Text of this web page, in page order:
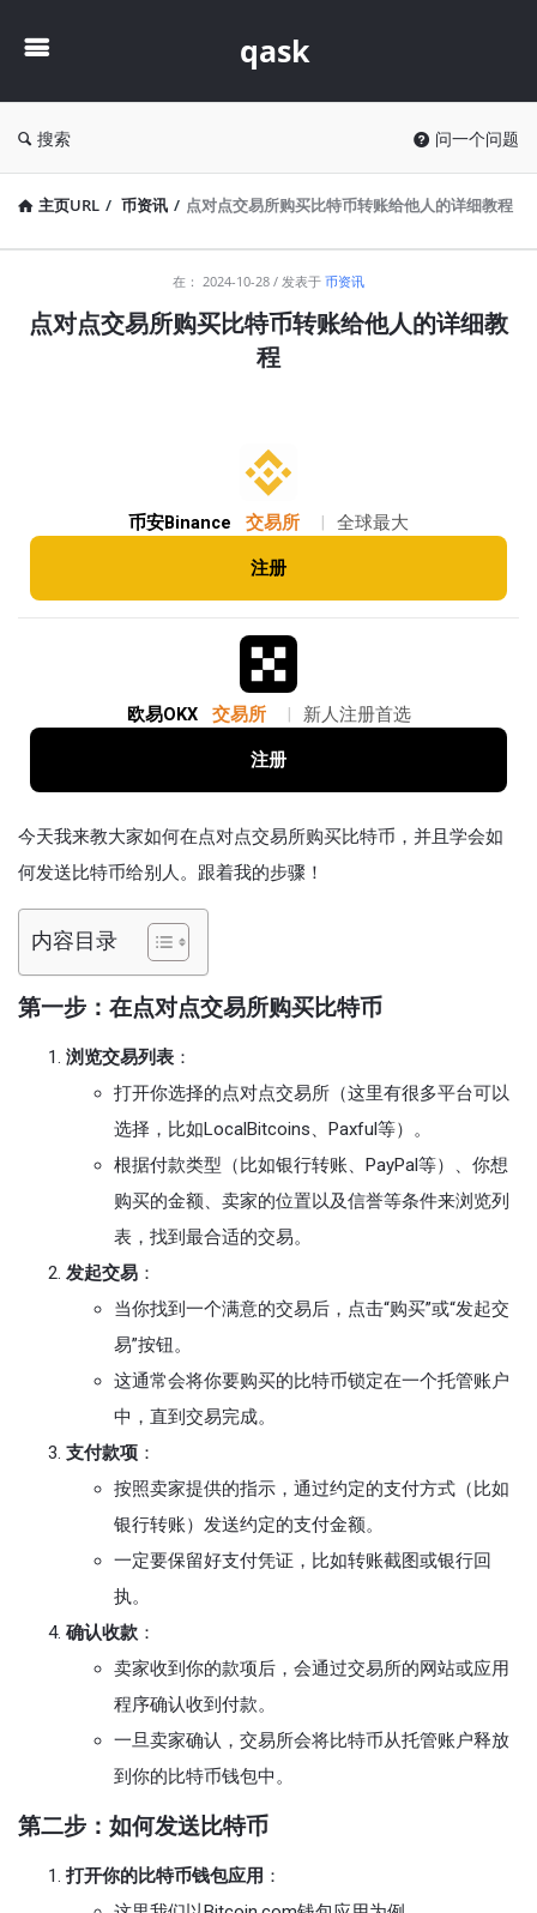
qask
搜索 问一个问题
主页URL / 币资讯 / 点对点交易所购买比特币转账给他人的详细教程
最
在： 2024-10-28 发表于 币资讯
点对点交易所购买比特币转账给他人的详细教
程
币安Binance 交易所 全球最大
注册
欧易OKX 交易所 新人注册首选
注册
今天我来教大家如何在点对点交易所购买比特币，并且学会如
何发送比特币给别人。跟着我的步骤！
内容目录
第一步：在点对点交易所购买比特币
浏览交易列表 ：
打开你选择的点对点交易所（这里有很多平台可以
选择，比如LocalBitcoins、Paxful等）。
根据付款类型（比如银行转账、PayPal等）、你想
购买的金额、卖家的位置以及信誉等条件来浏览列
表，找到最合适的交易。
发起交易 ：
当你找到一个满意的交易后，点击“购买”或“发起交
易”按钮。
这通常会将你要购买的比特币锁定在一个托管账户
中，直到交易完成。
支付款项 ：
按照卖家提供的指示，通过约定的支付方式（比如
银行转账）发送约定的支付金额。
一定要保留好支付凭证，比如转账截图或银行回
执。
确认收款 ：
卖家收到你的款项后，会通过交易所的网站或应用
程序确认收到付款。
一旦卖家确认，交易所会将比特币从托管账户释放
到你的比特币钱包中。
第二步：如何发送比特币
打开你的比特币钱包应用 ：